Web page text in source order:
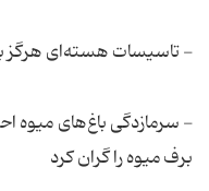
- تاسیسات هسته‌ای هرگز
- سرمازدگی باغ‌های میوه
برف میوه را گران کرد